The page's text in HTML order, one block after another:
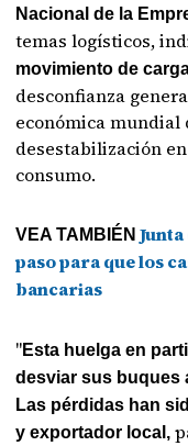
Nacional de la
temas logísticos,
movimiento de
desconfianza
económica mundial
desestabilización
consumo.
VEA TAMBIÉN
paso para que los
bancarias
"Esta huelga en
desviar sus buques
Las pérdidas han
y exportador local,